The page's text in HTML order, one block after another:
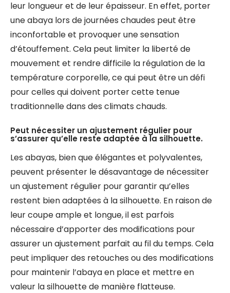
leur longueur et de leur épaisseur. En effet, porter
une abaya lors de journées chaudes peut être
inconfortable et provoquer une sensation
d’étouffement. Cela peut limiter la liberté de
mouvement et rendre difficile la régulation de la
température corporelle, ce qui peut être un défi
pour celles qui doivent porter cette tenue
traditionnelle dans des climats chauds.
Peut nécessiter un ajustement régulier pour
s’assurer qu’elle reste adaptée à la silhouette.
Les abayas, bien que élégantes et polyvalentes,
peuvent présenter le désavantage de nécessiter
un ajustement régulier pour garantir qu’elles
restent bien adaptées à la silhouette. En raison de
leur coupe ample et longue, il est parfois
nécessaire d’apporter des modifications pour
assurer un ajustement parfait au fil du temps. Cela
peut impliquer des retouches ou des modifications
pour maintenir l’abaya en place et mettre en
valeur la silhouette de manière flatteuse.